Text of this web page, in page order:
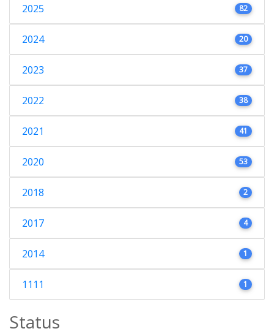
2025 82
2024 20
2023 37
2022 38
2021 41
2020 53
2018 2
2017 4
2014 1
1111 1
Status